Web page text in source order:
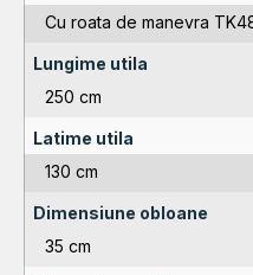
Cu roata de manevra
Lungime utila
250 cm
Latime utila
130 cm
Dimensiune obloane
35 cm